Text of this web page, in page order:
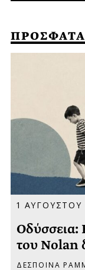
1 ΑΥΓΟΥΣΤΟΥ
Οδύσσεια:
του Nolan
ΔΕΣΠΟΙΝΑ